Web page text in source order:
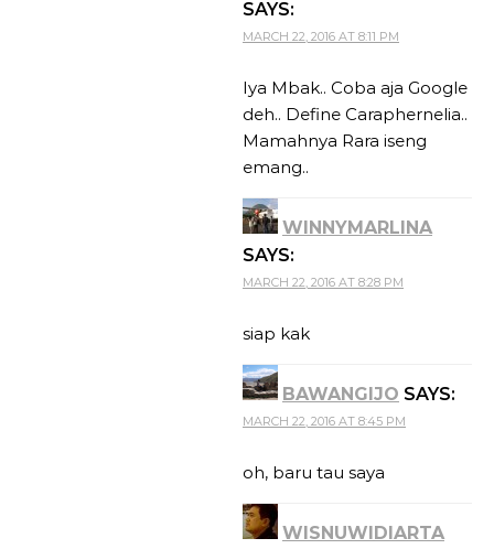
SAYS:
MARCH 22, 2016 AT 8:11 PM
Iya Mbak.. Coba aja Google
deh.. Define Caraphernelia..
Mamahnya Rara iseng
emang..
WINNYMARLINA
SAYS:
MARCH 22, 2016 AT 8:28 PM
siap kak
BAWANGIJO SAYS:
MARCH 22, 2016 AT 8:45 PM
oh, baru tau saya
WISNUWIDIARTA